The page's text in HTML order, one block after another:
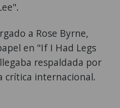
a Rose Byrne,
en "If I Had Legs
respaldada por
crítica internacional.